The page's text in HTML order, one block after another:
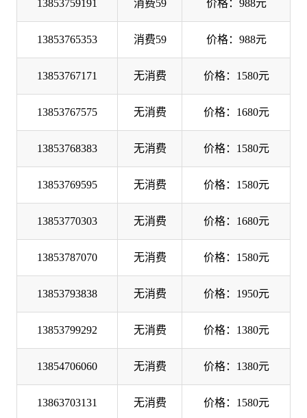
13853759191 消费59 价格：988元
13853765353 消费59 价格：988元
13853767171 无消费 价格：1580元
13853767575 无消费 价格：1680元
13853768383 无消费 价格：1580元
13853769595 无消费 价格：1580元
13853770303 无消费 价格：1680元
13853787070 无消费 价格：1580元
13853793838 无消费 价格：1950元
13853799292 无消费 价格：1380元
13854706060 无消费 价格：1380元
13863703131 无消费 价格：1580元